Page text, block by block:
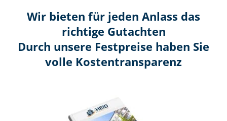
Wir bieten für jeden Anlass das
richtige Gutachten
Durch unsere Festpreise haben Sie
volle Kosten­transparenz